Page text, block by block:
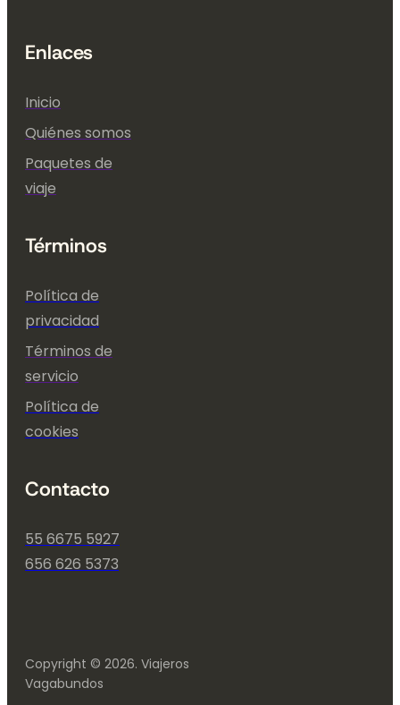
Enlaces
Inicio
Quiénes somos
Paquetes de
viaje
Términos
Política de
privacidad
Términos de
servicio
Política de
cookies
Contacto
55 6675 5927
656 626 5373
Copyright © 2026. Viajeros
Vagabundos